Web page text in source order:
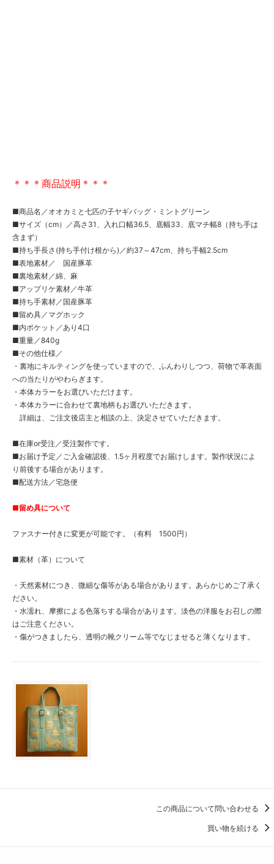
＊＊＊商品説明＊＊＊
■商品名／オオカミと七匹の子ヤギバッグ・ミントグリーン
■サイズ（cm）／高さ31、入れ口幅36.5、底幅33、底マチ幅8（持ち手は
含まず）
■持ち手長さ(持ち手付け根から)／約37～47cm、持ち手幅2.5cm
■表地素材／ 国産豚革
■裏地素材／綿、麻
■アップリケ素材／牛革
■持ち手素材／国産豚革
■留め具／マグホック
■内ポケット／あり4口
■重量／840g
■その他仕様／
・裏地にキルティングを使っていますので、ふんわりしつつ、荷物で革表面
への当たりがやわらぎます。
・本体カラーをお選びいただけます。
・本体カラーに合わせて裏地柄もお選びいただきます。
詳細は、ご注文後店主と相談の上、決定させていただきます。
■在庫or受注／受注製作です。
■お届け予定／ご入金確認後、1.5ヶ月程度でお届けします。製作状況によ
り前後する場合があります。
■配送方法／宅急便
■留め具について
ファスナー付きに変更が可能です。（有料 1500円）
■素材（革）について
・天然素材につき、微細な傷等がある場合があります。あらかじめご了承く
ださい。
・水濡れ、摩擦による色落ちする場合があります。淡色の洋服をお召しの際
はご注意ください。
・傷がつきましたら、透明の靴クリーム等でなじませると薄くなります。
この商品について問い合わせる
買い物を続ける